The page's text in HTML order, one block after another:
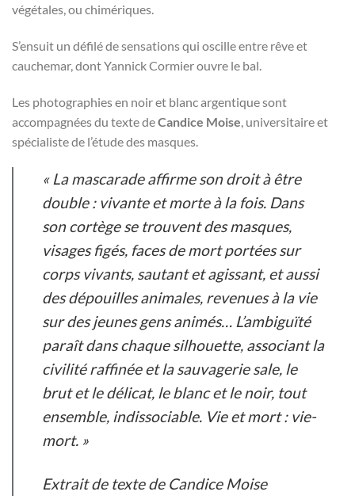
végétales, ou chimériques.
S’ensuit un défilé de sensations qui oscille entre rêve et
cauchemar, dont Yannick Cormier ouvre le bal.
Les photographies en noir et blanc argentique sont
accompagnées du texte deCandice Moise , universitaire et
spécialiste de l’étude des masques.
« La mascarade affirme son droit à être
double : vivante et morte à la fois. Dans
son cortège se trouvent des masques,
visages figés, faces de mort portées sur
corps vivants, sautant et agissant, et aussi
des dépouilles animales, revenues à la vie
sur des jeunes gens animés… L’ambiguïté
paraît dans chaque silhouette, associant la
civilité raffinée et la sauvagerie sale, le
brut et le délicat, le blanc et le noir, tout
ensemble, indissociable. Vie et mort : vie-
mort. »
Extrait de texte de Candice Moise